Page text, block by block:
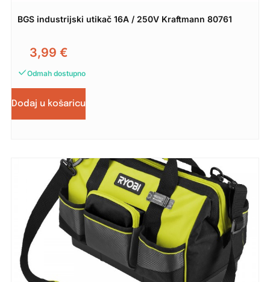
BGS industrijski utikač 16A / 250V Kraftmann 80761
3,99 €
Odmah dostupno
Dodaj u košaricu